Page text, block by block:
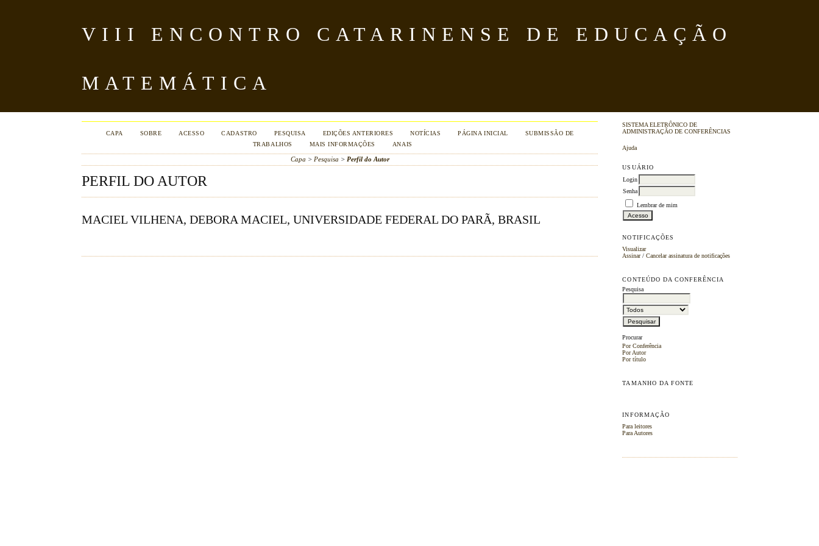
VIII ENCONTRO CATARINENSE DE EDUCAÇÃO
MATEMÁTICA
SISTEMA ELETRÔNICO DE
ADMINISTRAÇÃO DE CONFERÊNCIAS
Ajuda
USUÁRIO
Login
Senha
Lembrar de mim
NOTIFICAÇÕES
Visualizar
Assinar/Cancelar assinatura de notificações
CONTEÚDO DA CONFERÊNCIA
Pesquisa
Procurar
Por Conferência
Por Autor
Por título
TAMANHO DA FONTE
INFORMAÇÃO
Para leitores
Para Autores
CAPA SOBRE ACESSO CADASTRO PESQUISA EDIÇÕES ANTERIORES NOTÍCIAS PÁGINA INICIAL
SUBMISSÃO DE
TRABALHOS
MAIS INFORMAÇÕES ANAIS
Capa > Pesquisa > Perfil do Autor
PERFIL DO AUTOR
MACIEL VILHENA, DEBORA MACIEL, UNIVERSIDADE FEDERAL DO PARÃ, BRASIL